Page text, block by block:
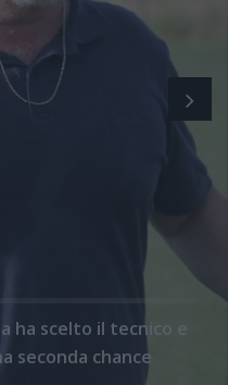
ha scelto il tecnico e
seconda chance